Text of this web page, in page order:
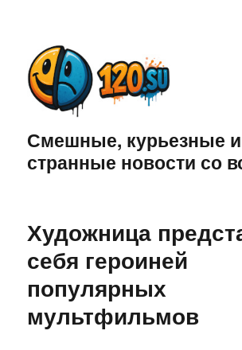
Смешные, курьезные и
странные новости со
Художница
себя героиней
популярных
мультфильмов